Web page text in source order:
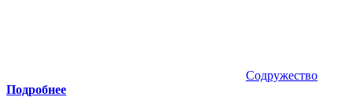
Содружество
Подробнее